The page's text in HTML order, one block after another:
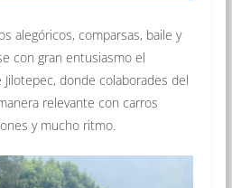
alegóricos, comparsas, baile y
con gran entusiasmo el
donde colaborades del
relevante con carros
y mucho ritmo.